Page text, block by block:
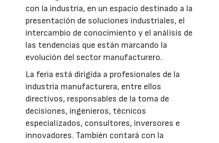
con la industria, en un espacio destinado a la
presentación de soluciones industriales, el
intercambio de conocimiento y el análisis de
las tendencias que están marcando la
evolución del sector manufacturero.
La feria está dirigida a profesionales de la
industria manufacturera, entre ellos
directivos, responsables de la toma de
decisiones, ingenieros, técnicos
especializados, consultores, inversores e
innovadores. También contará con la